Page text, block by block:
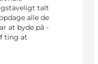
talt
alle de
at byde på -
ting at